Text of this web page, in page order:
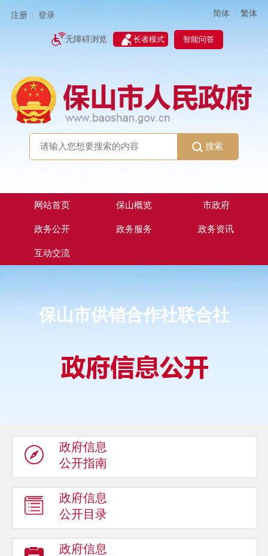
注册 登录 简体 | 繁体
无障碍浏览 长者模式 智能问答
搜索
网站首页 保山概览 市政府
政务公开 政务服务 政务资讯
互动交流
保山市供销合作社联合社
政府信息
公开指南
政府信息
公开目录
政府信息